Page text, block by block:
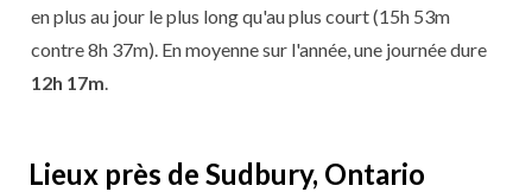
en plus au jour le plus long qu'au plus court (15h 53m
contre 8h 37m). En moyenne sur l'année, une journée dure
12h 17m
Lieux près de Sudbury, Ontario